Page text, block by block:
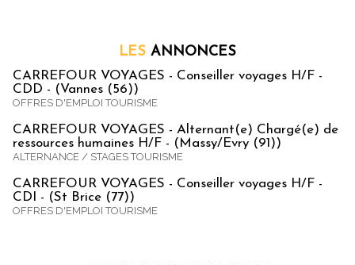
LES ANNONCES
CARREFOUR VOYAGES - Conseiller voyages H/F -
CDD - (Vannes (56))
OFFRES D'EMPLOI TOURISME
CARREFOUR VOYAGES - Alternant(e) Chargé(e) de
ressources humaines H/F - (Massy/Evry (91))
ALTERNANCE / STAGES TOURISME
CARREFOUR VOYAGES - Conseiller voyages H/F -
CDI - (St Brice (77))
OFFRES D'EMPLOI TOURISME